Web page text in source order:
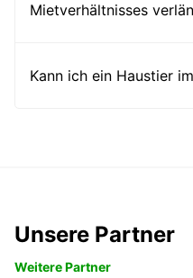
Mietverhältnisses
Kann ich ein Haustier
Unsere Partner
Weitere Partner